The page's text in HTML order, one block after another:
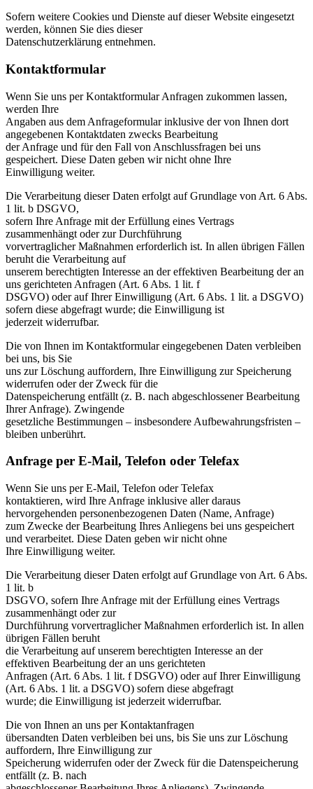
Sofern weitere Cookies und Dienste auf dieser Website eingesetzt
werden, können Sie dies dieser
Datenschutzerklärung entnehmen.
Kontaktformular
Wenn Sie uns per Kontaktformular Anfragen zukommen lassen,
werden Ihre
Angaben aus dem Anfrageformular inklusive der von Ihnen dort
angegebenen Kontaktdaten zwecks Bearbeitung
der Anfrage und für den Fall von Anschlussfragen bei uns
gespeichert. Diese Daten geben wir nicht ohne Ihre
Einwilligung weiter.
Die Verarbeitung dieser Daten erfolgt auf Grundlage von Art. 6 Abs.
1 lit. b DSGVO,
sofern Ihre Anfrage mit der Erfüllung eines Vertrags
zusammenhängt oder zur Durchführung
vorvertraglicher Maßnahmen erforderlich ist. In allen übrigen Fällen
beruht die Verarbeitung auf
unserem berechtigten Interesse an der effektiven Bearbeitung der an
uns gerichteten Anfragen (Art. 6 Abs. 1 lit. f
DSGVO) oder auf Ihrer Einwilligung (Art. 6 Abs. 1 lit. a DSGVO)
sofern diese abgefragt wurde; die Einwilligung ist
jederzeit widerrufbar.
Die von Ihnen im Kontaktformular eingegebenen Daten verbleiben
bei uns, bis Sie
uns zur Löschung auffordern, Ihre Einwilligung zur Speicherung
widerrufen oder der Zweck für die
Datenspeicherung entfällt (z. B. nach abgeschlossener Bearbeitung
Ihrer Anfrage). Zwingende
gesetzliche Bestimmungen – insbesondere Aufbewahrungsfristen –
bleiben unberührt.
Anfrage per E-Mail, Telefon oder Telefax
Wenn Sie uns per E-Mail, Telefon oder Telefax
kontaktieren, wird Ihre Anfrage inklusive aller daraus
hervorgehenden personenbezogenen Daten (Name, Anfrage)
zum Zwecke der Bearbeitung Ihres Anliegens bei uns gespeichert
und verarbeitet. Diese Daten geben wir nicht ohne
Ihre Einwilligung weiter.
Die Verarbeitung dieser Daten erfolgt auf Grundlage von Art. 6 Abs.
1 lit. b
DSGVO, sofern Ihre Anfrage mit der Erfüllung eines Vertrags
zusammenhängt oder zur
Durchführung vorvertraglicher Maßnahmen erforderlich ist. In allen
übrigen Fällen beruht
die Verarbeitung auf unserem berechtigten Interesse an der
effektiven Bearbeitung der an uns gerichteten
Anfragen (Art. 6 Abs. 1 lit. f DSGVO) oder auf Ihrer Einwilligung
(Art. 6 Abs. 1 lit. a DSGVO) sofern diese abgefragt
wurde; die Einwilligung ist jederzeit widerrufbar.
Die von Ihnen an uns per Kontaktanfragen
übersandten Daten verbleiben bei uns, bis Sie uns zur Löschung
auffordern, Ihre Einwilligung zur
Speicherung widerrufen oder der Zweck für die Datenspeicherung
entfällt (z. B. nach